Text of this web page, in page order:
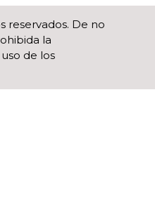
reservados. De no
la
de los